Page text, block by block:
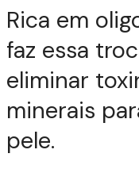
Rica em
faz essa
eliminar
minerais
pele.